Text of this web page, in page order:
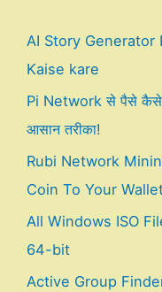
AI Story Generator
Kaise kare
Pi Network से पैसे कैसे
आसान तरीका!
Rubi Network
Coin To Your
All Windows ISO
64-bit
Active Group